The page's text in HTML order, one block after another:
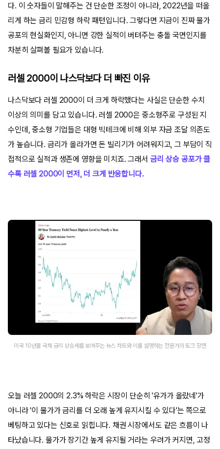
다. 이 숫자들이 말해주는 건 단순한 조정이 아니라, 2022년을 떠올
리게 하는 금리 민감형 하락 패턴입니다. 그렇다면 지금이 진짜 물가
공포의 현실화인지, 아니면 강한 실적이 버텨주는 충돌 국면인지를
차분히 살펴볼 필요가 있습니다.
러셀 2000이 나스닥보다 더 빠진 이유
나스닥보다 러셀 2000이 더 크게 하락했다는 사실은 단순한 수치
이상의 의미를 담고 있습니다. 러셀 2000은 중소형주로 구성된 지
수인데, 중소형 기업들은 대형 빅테크에 비해 외부 자금 조달 의존도
가 높습니다. 금리가 올라가면 돈 빌리기가 어려워지고, 그 부담이 직
접적으로 실적과 생존에 영향을 미치죠. 그래서 금리 상승 공포가 클
수록 러셀 2000이 먼저, 더 크게 반응합니다.
미국 10년물 국채 금리 상승세를 보여주는 뉴스 차트와 이를 설명하는 전문가의 토크 장면
오늘 러셀 2000의 2.3% 하락은 시장이 단순히 '유가가 올랐네'가
아니라 '이 물가가 금리를 더 오래 높게 유지시킬 수 있다'는 쪽으로
베팅하고 있다는 신호로 읽힙니다. 채권 시장에서도 같은 흐름이 나
타났습니다. 물가가 장기간 높게 유지될 거라는 우려가 커지면, 고정